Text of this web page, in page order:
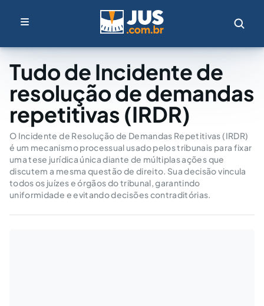
Tudo de Incidente de
resolução de demandas
repetitivas (IRDR)
O Incidente de Resolução de Demandas Repetitivas (IRDR)
é um mecanismo processual usado pelos tribunais para fixar
uma tese jurídica única diante de múltiplas ações que
discutem a mesma questão de direito. Sua decisão vincula
todos os juízes e órgãos do tribunal, garantindo
uniformidade e evitando decisões contraditórias.